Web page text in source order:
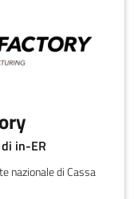
in-ER
nazionale di Cassa